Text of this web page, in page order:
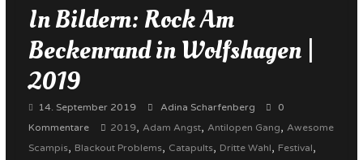
In Bildern: Rock Am
Beckenrand in Wolfshagen |
2019
14. September 2019 Adina Scharfenberg
0
Kommentare
2019, Adam Angst, Antilopen Gang, Awesome
Scampis, Blackout Problems, Catapults, Dritte Wahl, Festival,